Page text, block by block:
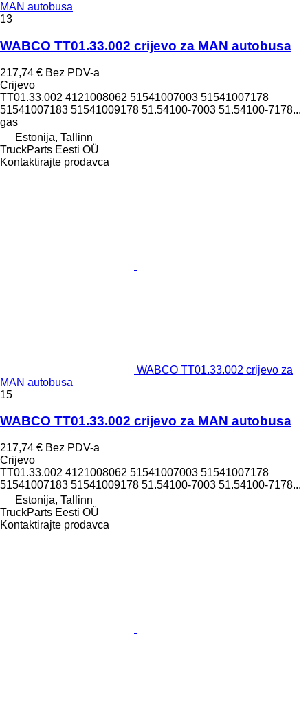
MAN autobusa
13
WABCO TT01.33.002 crijevo za MAN autobusa
217,74 € Bez PDV-a
Crijevo
TT01.33.002 4121008062 51541007003 51541007178
51541007183 51541009178 51.54100-7003 51.54100-7178...
gas
Estonija, Tallinn
TruckParts Eesti OÜ
Kontaktirajte prodavca
WABCO TT01.33.002 crijevo za
MAN autobusa
15
WABCO TT01.33.002 crijevo za MAN autobusa
217,74 € Bez PDV-a
Crijevo
TT01.33.002 4121008062 51541007003 51541007178
51541007183 51541009178 51.54100-7003 51.54100-7178...
Estonija, Tallinn
TruckParts Eesti OÜ
Kontaktirajte prodavca